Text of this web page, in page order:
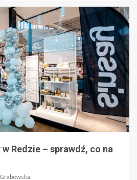
Redzie – sprawdź, co na